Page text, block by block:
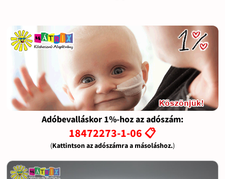
Adóbevalláskor 1%-hoz az adószám:
18472273-1-06 📋
(Kattintson az adószámra a másoláshoz.)